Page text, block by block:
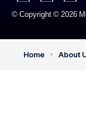
© Copyright © 2026
Home About